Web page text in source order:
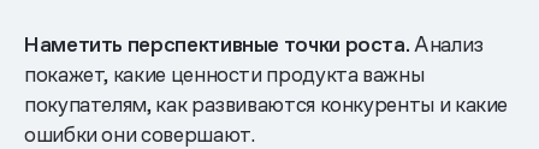
Наметить перспективные точки роста.Анализ
покажет, какие ценности продукта важны
покупателям, как развиваются конкуренты и какие
ошибки они совершают.